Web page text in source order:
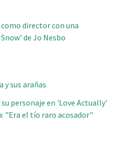
director con una
de Jo Nesbo
y sus arañas
personaje en 'Love Actually'
"Era el tío raro acosador"